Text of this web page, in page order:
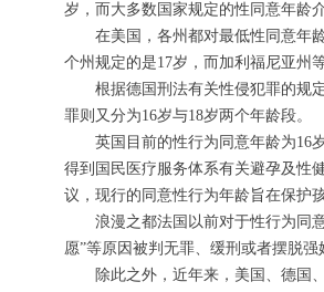
岁，而大多数国家规定的性同意年龄
在美国，各州都对最低性同意年
个州规定的是17岁，而加利福尼亚州
根据德国刑法有关性侵犯罪的规
罪则又分为16岁与18岁两个年龄段。
英国目前的性行为同意年龄为16
得到国民医疗服务体系有关避孕及性
议，现行的同意性行为年龄旨在保护
浪漫之都法国以前对于性行为同
愿”等原因被判无罪、缓刑或者摆脱
除此之外，近年来，美国、德国